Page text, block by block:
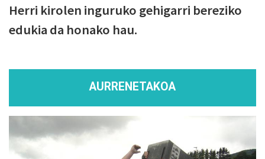
Herri kirolen inguruko gehigarri bereziko
edukia da honako hau.
AURRENETAKOA